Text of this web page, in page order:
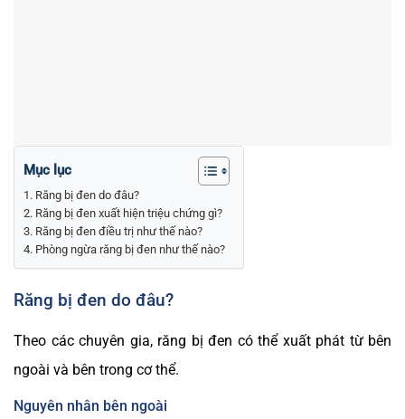
Mục lục
Răng bị đen do đâu?
Răng bị đen xuất hiện triệu chứng gì?
Răng bị đen điều trị như thế nào?
Phòng ngừa răng bị đen như thế nào?
Răng bị đen do đâu?
Theo các chuyên gia, răng bị đen có thể xuất phát từ bên
ngoài và bên trong cơ thể.
Nguyên nhân bên ngoài